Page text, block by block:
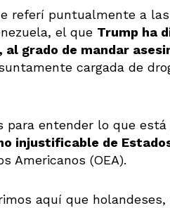
referí puntualmente a
el que Trump ha
al grado de mandar
cargada de
para entender lo que está
injustificable de
Americanos (OEA).
aquí que